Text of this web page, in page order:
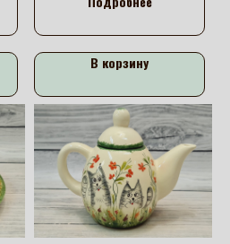
В корзину